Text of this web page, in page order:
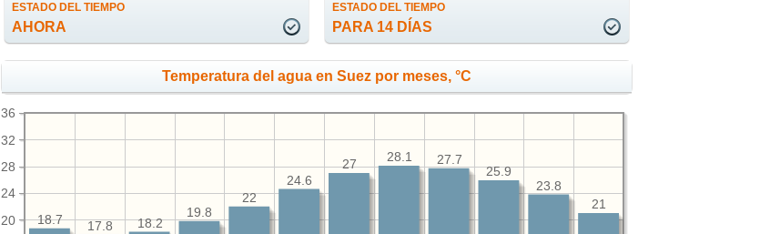
ESTADO DEL TIEMPO
AHORA
ESTADO DEL TIEMPO
PARA 14 DÍAS
Temperatura del agua en Suez por meses, °C
20
24
28
32
36
21
23.8
25.9
27.7
28.1
27
24.6
22
19.8
18.2
17.8
18.7